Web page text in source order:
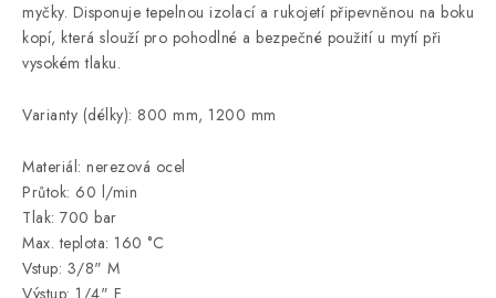
myčky. Disponuje tepelnou izolací a rukojetí připevněnou na boku
kopí, která slouží pro pohodlné a bezpečné použití u mytí při
vysokém tlaku.
Varianty (délky): 800 mm, 1200 mm
Materiál: nerezová ocel
Průtok: 60 l/min
Tlak: 700 bar
Max. teplota: 160 °C
Vstup: 3/8" M
Výstup: 1/4" F